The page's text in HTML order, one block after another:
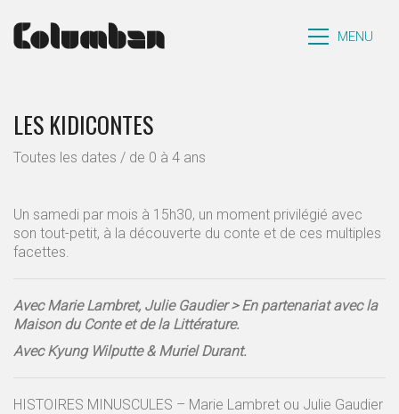
MENU
LES KIDICONTES
Toutes les dates / de 0 à 4 ans
Un samedi par mois à 15h30, un moment privilégié avec
son tout-petit, à la découverte du conte et de ces multiples
facettes.
Avec Marie Lambret, Julie Gaudier > En partenariat avec la
Maison du Conte et de la Littérature.
Avec Kyung Wilputte & Muriel Durant.
HISTOIRES MINUSCULES – Marie Lambret ou Julie Gaudier